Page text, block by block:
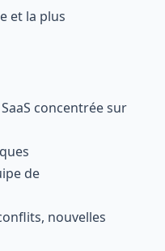
et la plus
concentrée sur
de
nouvelles